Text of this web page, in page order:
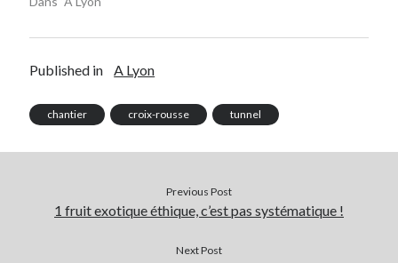
Published in A Lyon
chantier croix-rousse tunnel
Previous Post
1 fruit exotique éthique, c’est pas systématique !
Next Post